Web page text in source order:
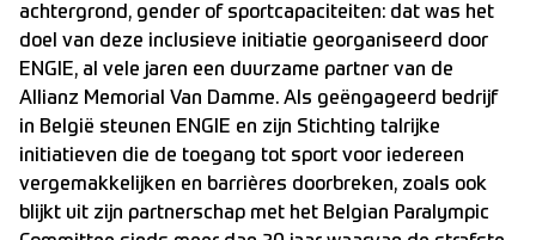
achtergrond, gender of sportcapaciteiten: dat was het
doel van deze inclusieve initiatie georganiseerd door
ENGIE, al vele jaren een duurzame partner van de
Allianz Memorial Van Damme. Als geëngageerd bedrijf
in België steunen ENGIE en zijn Stichting talrijke
initiatieven die de toegang tot sport voor iedereen
vergemakkelijken en barrières doorbreken, zoals ook
blijkt uit zijn partnerschap met het Belgian Paralympic